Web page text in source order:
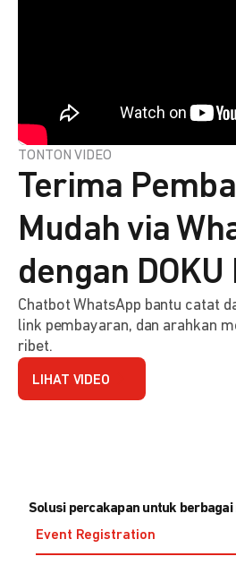
TONTON VIDEO
Terima
Mudah via
dengan DOKU
Chatbot WhatsApp bantu catat
link pembayaran, dan arahkan
ribet.
LIHAT VIDEO
Solusi percakapan untuk
Event Registration